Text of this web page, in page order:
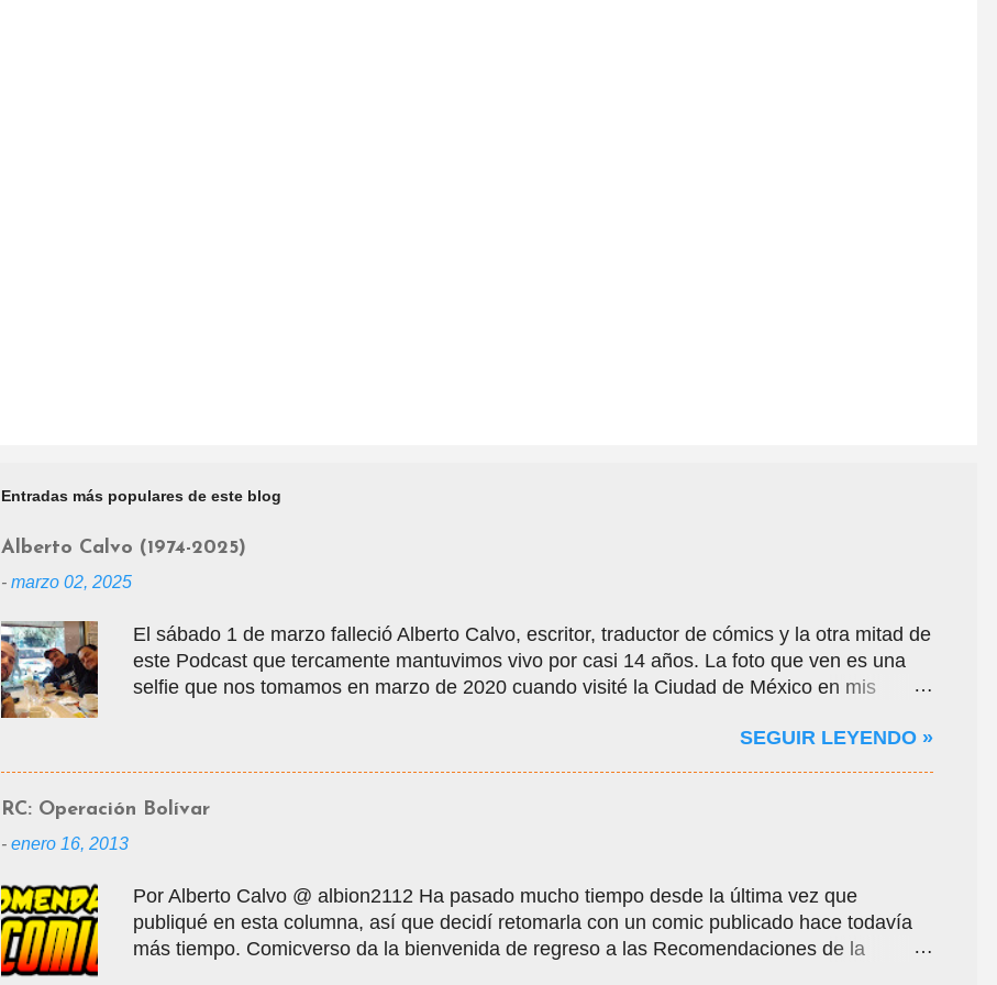
Entradas más populares de este blog
Alberto Calvo (1974-2025)
- marzo 02, 2025
El sábado 1 de marzo falleció Alberto Calvo, escritor, traductor de cómics y la otra mitad de
este Podcast que tercamente mantuvimos vivo por casi 14 años. La foto que ven es una
selfie que nos tomamos en marzo de 2020 cuando visité la Ciudad de México en mis
tuvo la gentileza de mostrarme muchos lugares de la ciudad y ayudarme a conseguir
entradas para visitar la Mole, donde conocí a algunos de sus amigos de Comikaze. Con
modalidad de interacción de la edad media de internet, cuando recién comenzaba a
superhéroes. En junio de 2006 nació Comicverso, que originalmente tenía la intención de
ser en un webzine de cómics, con columnas, reseñas y noticias y ...
SEGUIR LEYENDO »
RC: Operación Bolívar
- enero 16, 2013
Por Alberto Calvo @ albion2112 Ha pasado mucho tiempo desde la última vez que
publiqué en esta columna, así que decidí retomarla con un comic publicado hace todavía
más tiempo. Comicverso da la bienvenida de regreso a las Recomendaciones de la